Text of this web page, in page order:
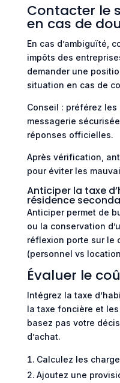
Contacter le
en cas de
En cas d’ambiguïté,
impôts des
demander une
situation en cas de
Conseil : préférez les
messagerie
réponses officielles.
Après vérification,
pour éviter les
Anticiper la taxe
résidence
Anticiper permet de
ou la conservation
réflexion porte sur le
(personnel vs
Évaluer le
Intégrez la taxe
la taxe foncière et
basez pas votre
d’achat.
Calculez les
Ajoutez une